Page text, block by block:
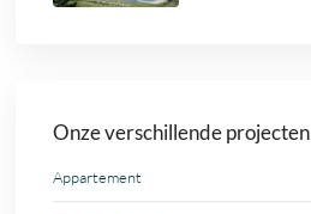
Onze verschillende projecten
Appartement